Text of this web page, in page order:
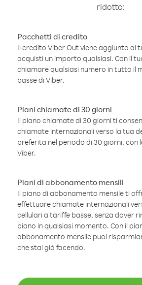
ridotto:
Pacchetti di credito
Il credito Viber Out viene aggiunto al
acquisti un importo qualsiasi. Con il
chiamare qualsiasi numero in tutto il
basse di Viber.
Piani chiamate di 30 giorni
Il piano chiamate di 30 giorni ti
chiamate internazionali verso la tua
preferita nel periodo di 30 giorni, con
Viber.
Piani di abbonamento mensili
Il piano di abbonamento mensile ti
effettuare chiamate internazionali
cellulari a tariffe basse, senza dover
piano in qualsiasi momento. Con il
abbonamento mensile puoi
che stai già facendo.